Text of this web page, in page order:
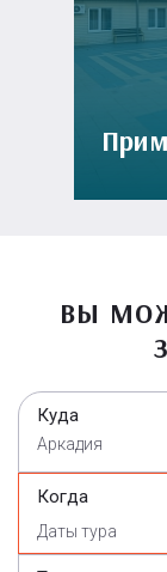
ВЫ
Куда
Аркадия
Когда